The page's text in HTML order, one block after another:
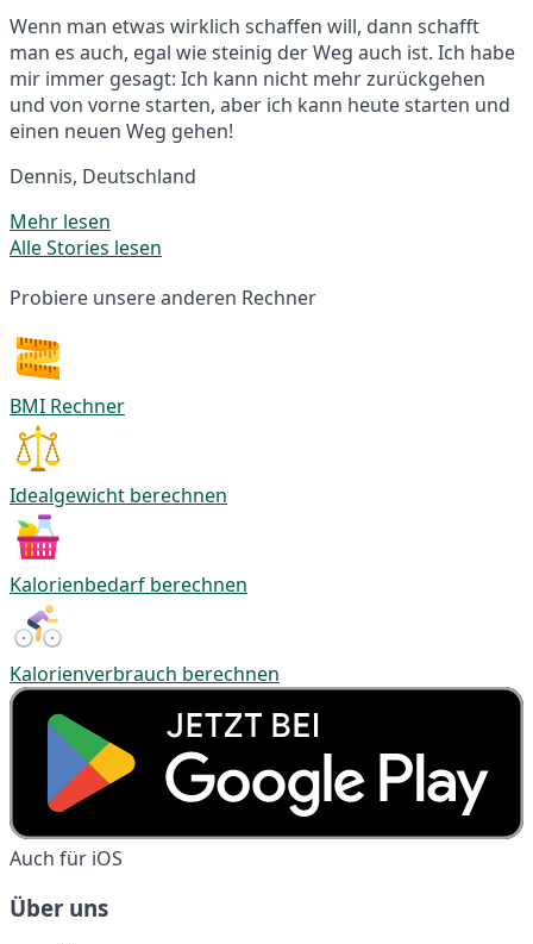
Wenn man etwas wirklich schaffen will, dann schafft
man es auch, egal wie steinig der Weg auch ist. Ich habe
mir immer gesagt: Ich kann nicht mehr zurückgehen
und von vorne starten, aber ich kann heute starten und
einen neuen Weg gehen!
Dennis, Deutschland
Mehr lesen
Alle Stories lesen
Probiere unsere anderen Rechner
BMI Rechner
Idealgewicht berechnen
Kalorienbedarf berechnen
Kalorienverbrauch berechnen
Auch für iOS
Über uns